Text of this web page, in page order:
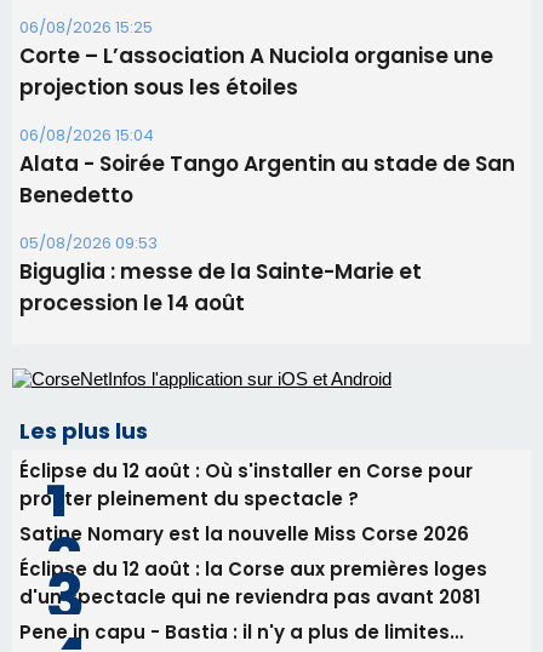
06/08/2026 15:25
Corte – L’association A Nuciola organise une
projection sous les étoiles
06/08/2026 15:04
Alata - Soirée Tango Argentin au stade de San
Benedetto
05/08/2026 09:53
Biguglia : messe de la Sainte-Marie et
procession le 14 août
Les plus lus
Éclipse du 12 août : Où s'installer en Corse pour
profiter pleinement du spectacle ?
Satine Nomary est la nouvelle Miss Corse 2026
Éclipse du 12 août : la Corse aux premières loges
d'un spectacle qui ne reviendra pas avant 2081
Pene in capu - Bastia : il n'y a plus de limites…